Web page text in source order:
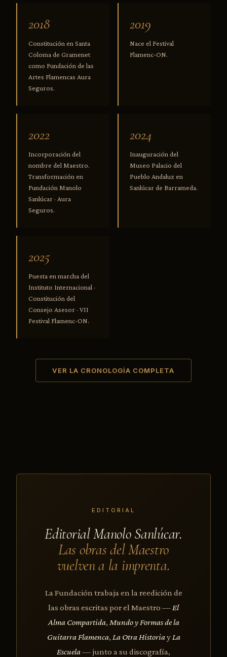
2018
Constitución en Santa
Coloma de Gramenet
como Fundación de las
Artes Flamencas Aura
Seguros.
2019
Nace el Festival
Flamenc-ON.
2022
Incorporación del
nombre del Maestro.
Transformación en
Fundación Manolo
Sanlúcar · Aura
Seguros.
2024
Inauguración del
Museo Palacio del
Pueblo Andaluz en
Sanlúcar de Barrameda.
2025
Puesta en marcha del
Instituto Internacional ·
Constitución del
Consejo Asesor · VII
Festival Flamenc-ON.
VER LA CRONOLOGÍA COMPLETA
EDITORIAL
Editorial Manolo Sanlúcar.
Las obras del Maestro
vuelven a la imprenta.
La Fundación trabaja en la reedición de
las obras escritas por el Maestro —El
Alma Compartida, Mundo y Formas de la
Guitarra Flamenca, La Otra HistoriayLa
Escuela— junto a su discografía,